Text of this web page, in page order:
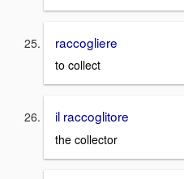
raccogliere
to collect
il raccoglitore
the collector